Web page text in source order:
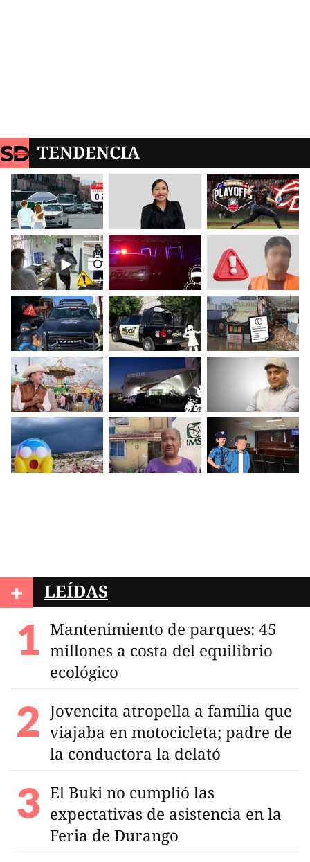
TENDENCIA
+ LEÍDAS
Mantenimiento de parques: 45
millones a costa del equilibrio
ecológico
Jovencita atropella a familia que
viajaba en motocicleta; padre de
la conductora la delató
El Buki no cumplió las
expectativas de asistencia en la
Feria de Durango